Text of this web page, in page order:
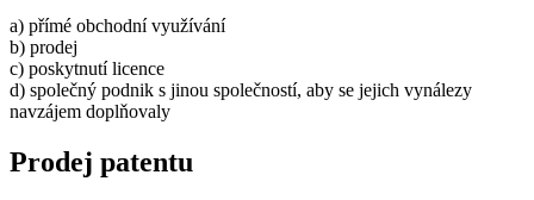
a) přímé obchodní využívání
b) prodej
c) poskytnutí licence
d) společný podnik s jinou společností, aby se jejich vynálezy
navzájem doplňovaly
Prodej patentu